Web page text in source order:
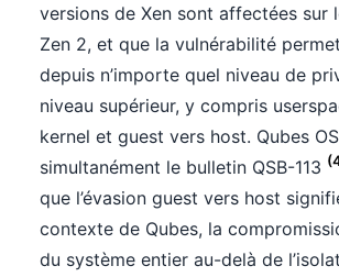
versions de Xen sont affectées sur
Zen 2, et que la vulnérabilité
depuis n’importe quel niveau de
niveau supérieur, y compris
kernel et guest vers host. Qubes
simultanément le bulletin QSB-113
que l’évasion guest vers host
contexte de Qubes, la
du système entier au-delà de